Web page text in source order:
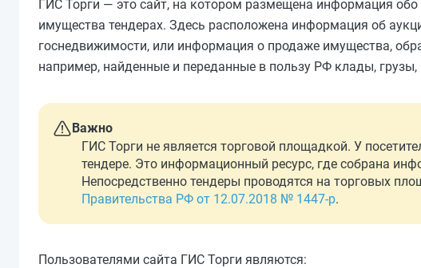
ГИС Торги — это сайт, на котором размещена информация
имущества тендерах. Здесь расположена информация об
госнедвижимости, или информация о продаже имущества,
например, найденные и переданные в пользу РФ клады,
Важно
ГИС Торги не является торговой площадкой. У
тендере. Это информационный ресурс, где собрана
Непосредственно тендеры проводятся на торговых
Правительства РФ от 12.07.2018 № 1447-р.
Пользователями сайта ГИС Торги являются: